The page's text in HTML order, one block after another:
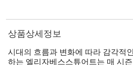
상품상세정보
시대의 흐름과 변화에 따라 감각적
하는 엘리자베스스튜어트는 매 시